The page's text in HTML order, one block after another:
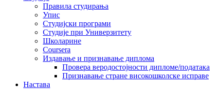
Правила студирања
Упис
Студијски програми
Студије при Универзитету
Школарине
Coursera
Издавање и признавање диплома
Провера веродостојности дипломе/података
Признавање стране високошколске исправе
Настава